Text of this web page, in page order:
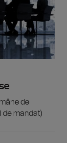
de
de mandat)